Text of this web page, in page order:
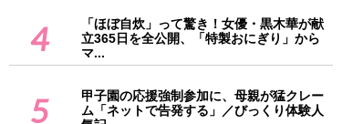
4
「ほぼ自炊」って驚き！女優・黒木華が献
立365日を全公開、「特製おにぎり」から
マ...
5
甲子園の応援強制参加に、母親が猛クレー
ム「ネットで告発する」／びっくり体験人